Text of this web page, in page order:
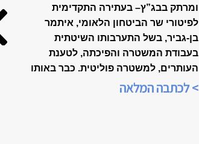
ומרתק בבג”ץ– בעתירה התקדימית
לפיטורי שר הביטחון הלאומי, איתמר
בן-גביר, בשל התערבותו השיטתית
בעבודת המשטרה והפיכתה, לטענת
העותרים, למשטרה פוליטית. כבר באותו
> לכתבה המלאה